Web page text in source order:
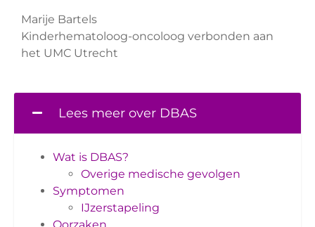
Lees meer over DBAS
Wat is DBAS?
Overige medische gevolgen
Symptomen
IJzerstapeling
Oorzaken
Marije Bartels
Kinderhematoloog-oncoloog verbonden aan
het UMC Utrecht